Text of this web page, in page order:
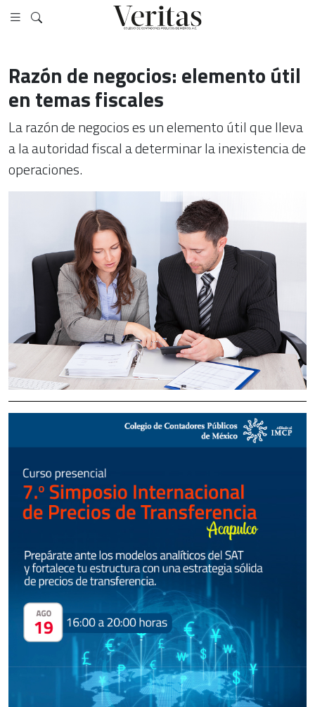
Razón de negocios: elemento útil
en temas fiscales
La razón de negocios es un elemento útil que lleva
a la autoridad fiscal a determinar la inexistencia de
operaciones.